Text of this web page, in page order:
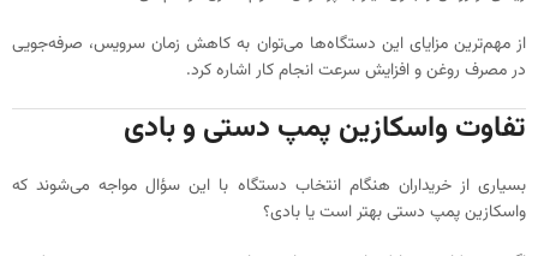
از مهم‌ترین مزایای این دستگاه‌ها می‌توان به کاهش زمان سرویس، صرفه‌جویی
در مصرف روغن و افزایش سرعت انجام کار اشاره کرد.
تفاوت واسکازین پمپ دستی و بادی
بسیاری از خریداران هنگام انتخاب دستگاه با این سؤال مواجه می‌شوند که
واسکازین پمپ دستی بهتر است یا بادی؟